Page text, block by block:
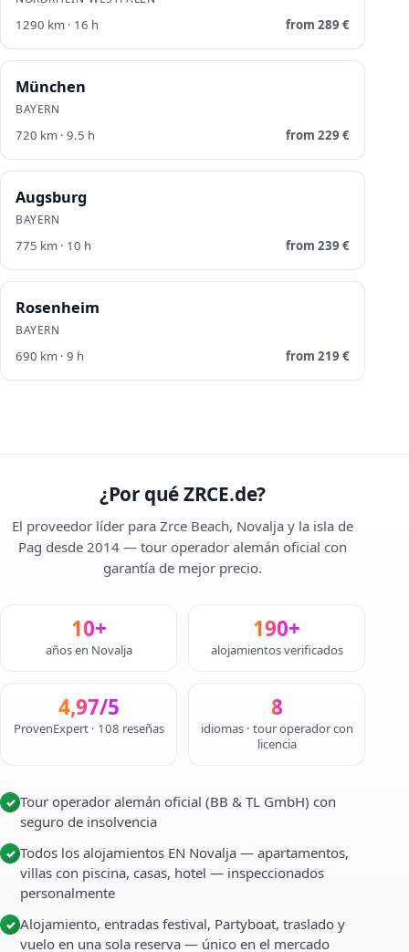
1290 km · 16 h from 289 €
München
BAYERN
720 km · 9.5 h from 229 €
Augsburg
BAYERN
775 km · 10 h from 239 €
Rosenheim
BAYERN
690 km · 9 h from 219 €
¿Por qué ZRCE.de?
El proveedor líder para Zrce Beach, Novalja y la isla de
Pag desde 2014 — tour operador alemán oficial con
garantía de mejor precio.
10+
años en Novalja
190+
alojamientos verificados
4,97/5
ProvenExpert · 108 reseñas
8
idiomas · tour operador con
licencia
✓ Tour operador alemán oficial (BB & TL GmbH) con
seguro de insolvencia
✓ Todos los alojamientos EN Novalja — apartamentos,
villas con piscina, casas, hotel — inspeccionados
personalmente
✓ Alojamiento, entradas festival, Partyboat, traslado y
vuelo en una sola reserva — único en el mercado